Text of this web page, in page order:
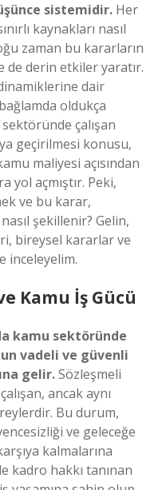
sistemidir. Her
kaynakları nasıl
zaman bu kararların
de derin etkiler yaratır.
dair
oldukça
çalışan
geçirilmesi konusu,
maliyesi açısından
yol açmıştır. Peki,
ve bu karar,
şekillenir? Gelin,
bireysel kararlar ve
inceleyelim.
Kamu İş Gücü
kamu sektöründe
vadeli ve güvenli
gelir.Sözleşmeli
ancak aynı
Bu durum,
ve geleceğe
kalmalarına
kadro hakkı tanınan